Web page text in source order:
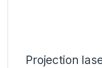
Projection